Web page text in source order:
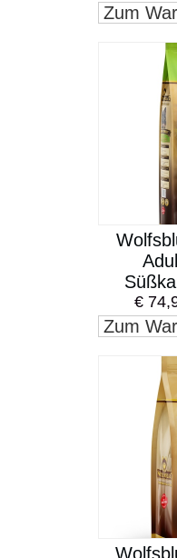
Zum
€
Zum